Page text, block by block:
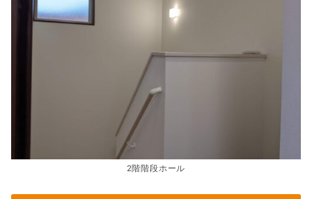
2階階段ホール